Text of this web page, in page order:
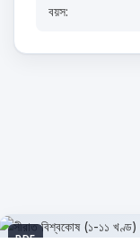
বয়স:
PDF